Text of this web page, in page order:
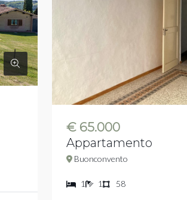
€ 65.000
Appartamento
Buonconvento
1 1 58